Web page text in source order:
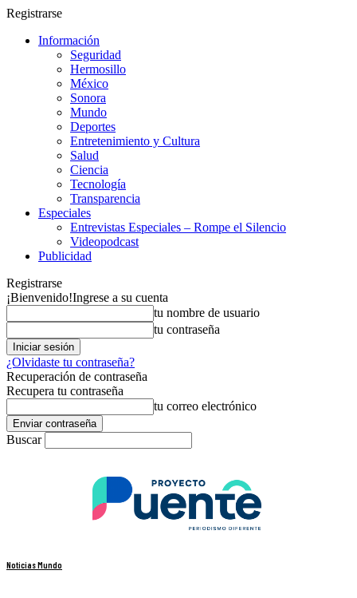
Registrarse
Información
Seguridad
Hermosillo
México
Sonora
Mundo
Deportes
Entretenimiento y Cultura
Salud
Ciencia
Tecnología
Transparencia
Especiales
Entrevistas Especiales – Rompe el Silencio
Videopodcast
Publicidad
Registrarse
¡Bienvenido!Ingrese a su cuenta
tu nombre de usuario
tu contraseña
¿Olvidaste tu contraseña?
Recuperación de contraseña
Recupera tu contraseña
tu correo electrónico
Buscar
Noticias Mundo